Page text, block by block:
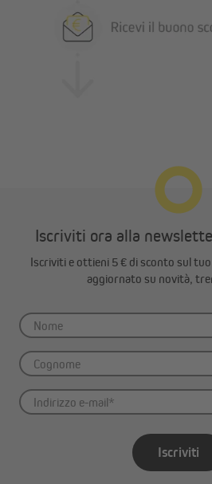
Iscriviti ora alla
Iscriviti e ottieni 5 € di sconto sul
aggiornato su novità,
Iscriviti